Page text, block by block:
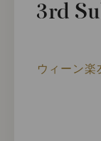
3rd
ウィーン楽